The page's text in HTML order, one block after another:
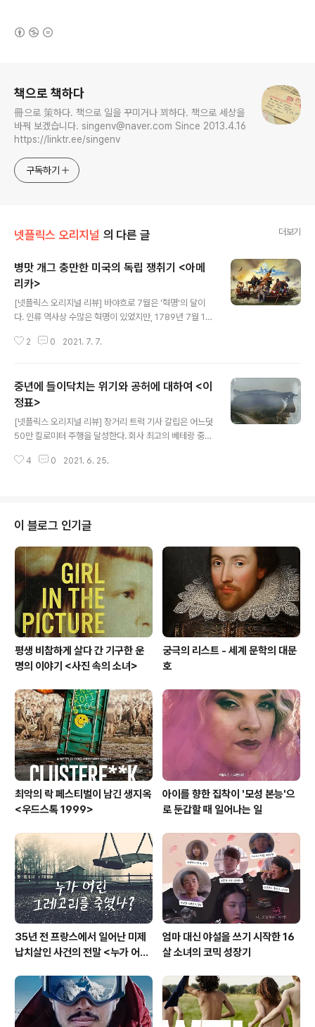
책으로 책하다
冊으로 策하다. 책으로 일을 꾸미거나 꾀하다. 책으로 세상을
바꿔 보겠습니다. singenv@naver.com Since 2013.4.16
https://linktr.ee/singenv
구독하기
넷플릭스 오리지널 의 다른 글 더보기
병맛 개그 충만한 미국의 독립 쟁취기 <아메
리카>
[넷플릭스 오리지널 리뷰] 바야흐로 7월은 '혁명'의 달이
다. 인류 역사상 수많은 혁명이 있었지만, 1789년 7월 14
7월 말의 프랑스 7월 혁명도 역사의 큰 분수령 가운데 하
독립 선언도 중요하다. 미국 혁명의 경우, 1775년 시작되
어 1783년까지 지속되는데 대영제국(현재 영국)과 13개
식민지 간의 전쟁이었다. 즉, 1776년 미국이 대영제국으
로부터 독립을 선언했지만 독립을 인정받은 건 1783년에
릭스 오리지널 애니메이션 영화 가 '대체 역사' 장르를 차
2 0 2021. 7. 7.
중년에 들이닥치는 위기와 공허에 대하여 <이
정표>
[넷플릭스 오리지널 리뷰] 장거리 트럭 기사 갈립은 어느덧
50만 킬로미터 주행을 달성한다. 회사 최고의 베테랑 중
이 꼬이기 시작한다. 밤낮없이 일하며 무거운 걸 들다가 허
빠져 야간 운행이 불가하다는 이유로 잘린 걸 보니, 여차하
면 그도 잘라 버릴 심산이 아닌가 싶다. 아내가 스스로 목숨
을 끊어 아내의 가족에게 큰 액수를 배상해 줘야 한다. 부부
사이에 말 못할 사연이 있을 테지만, 갈립은 무표정으로 아
무런 변명도 하지 않는다. 그저 가진 모든 걸 털어 돈을 장
만하려 할 뿐이다. ..
4 0 2021. 6. 25.
이 블로그 인기글
평생 비참하게 살다 간 기구한 운
명의 이야기 <사진 속의 소녀>
궁극의 리스트 - 세계 문학의 대문
호
최악의 락 페스티벌이 남긴 생지옥
<우드스톡 1999>
아이를 향한 집착이 '모성 본능'으
로 둔갑할 때 일어나는 일
35년 전 프랑스에서 일어난 미제
납치살인 사건의 전말 <누가 어린
엄마 대신 야설을 쓰기 시작한 16
살 소녀의 코믹 성장기